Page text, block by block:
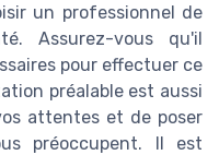
un professionnel de
Assurez-vous qu'il
pour effectuer ce
préalable est aussi
attentes et de poser
préoccupent. Il est